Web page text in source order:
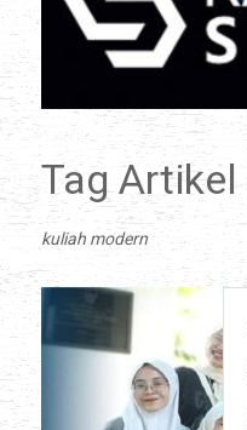
Tag Artikel
kuliah modern